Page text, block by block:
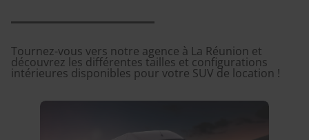
Tournez-vous vers notre agence à La Réunion et
découvrez les différentes tailles et configurations
intérieures disponibles pour votre SUV de location !